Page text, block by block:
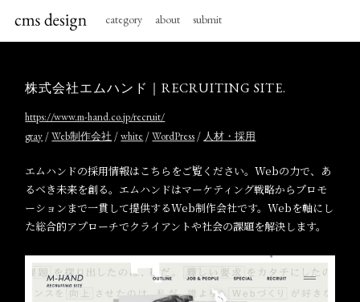
category about submit
株式会社エムハンド｜RECRUITING SITE.
https://www.m-hand.co.jp/recruit/
gray /Web制作会社 /white /WordPress / 人材・採用
エムハンドの採用情報はこちらをご覧ください。Webの力で、あ
るべき未来を創る。エムハンドはマーケティング戦略からプロモ
ーションまで一貫して提供するWeb制作会社です。Webを軸にし
た総合的アプローチでクライアントや社会の課題を解決します。